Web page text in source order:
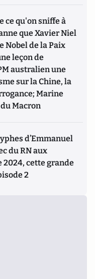
ce qu'on sniffe à
que Xavier Niel
Nobel de la Paix
leçon de
australien une
sur la Chine, la
Marine
Macron
d’Emmanuel
du RN aux
2024, cette grande
2